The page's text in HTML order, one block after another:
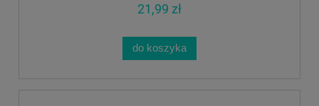
21,99 zł
do koszyka